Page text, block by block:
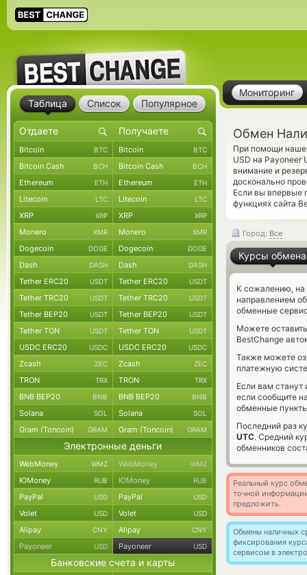
Мониторинг
Обмен
При помощи
USD на Payoneer
внимание и
досконально
Если вы впервые
функциях сайта
Город: Все
Курсы обмена
К сожалению, на
направлением
обменные
Можете
BestChange
Также можете
платежную
Если вам
если сообщите
обменные
Последний раз
UTC. Средний
обменников
Реальный курс
точной
предложить.
Обмены наличных
фиксирования
сервисом в
Таблица Список Популярное
Bitcoin BTC Bitcoin BTC
Bitcoin Cash BCH Bitcoin Cash BCH
Ethereum ETH Ethereum ETH
Litecoin LTC Litecoin LTC
XRP XRP XRP XRP
Monero XMR Monero XMR
Dogecoin DOGE Dogecoin DOGE
Dash DASH Dash DASH
Tether ERC20 USDT Tether ERC20 USDT
Tether TRC20 USDT Tether TRC20 USDT
Tether BEP20 USDT Tether BEP20 USDT
Tether TON USDT Tether TON USDT
USDC ERC20 USDC USDC ERC20 USDC
Zcash ZEC Zcash ZEC
TRON TRX TRON TRX
BNB BEP20 BNB BNB BEP20 BNB
Solana SOL Solana SOL
Gram (Toncoin) GRAM Gram (Toncoin) GRAM
Электронные деньги
WebMoney WMZ WebMoney WMZ
ЮMoney RUB ЮMoney RUB
PayPal USD PayPal USD
Volet USD Volet USD
Alipay CNY Alipay CNY
Payoneer USD Payoneer USD
Банковские счета и карты